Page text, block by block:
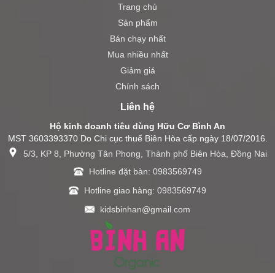
Trang chủ
Sản phẩm
Bán chạy nhất
Mua nhiều nhất
Giảm giá
Chính sách
Liên hệ
Hộ kinh doanh tiêu dùng Hữu Cơ Bình An
MST 3603393370 Do Chi cục thuế Biên Hòa cấp ngày 18/07/2016.
5/3, KP 8, Phường Tân Phong, Thành phố Biên Hòa, Đồng Nai
Hotline đặt bàn: 0983569749
Hotline giao hàng: 0983569749
kidsbinhan@gmail.com